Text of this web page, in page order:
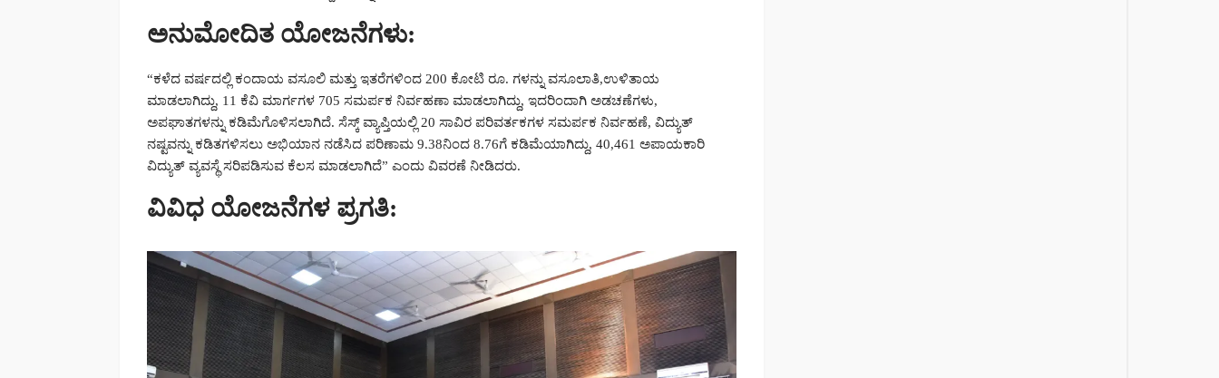
ಅನುಮೋದಿತ ಯೋಜನೆಗಳು:
“ಕಳೆದ ವರ್ಷದಲ್ಲಿ ಕಂದಾಯ ವಸೂಲಿ ಮತ್ತು ಇತರೆಗಳಿಂದ 200 ಕೋಟಿ ರೂ. ಗಳನ್ನು ವಸೂಲಾತಿ,ಉಳಿತಾಯ
ಮಾಡಲಾಗಿದ್ದು, 11 ಕೆವಿ ಮಾರ್ಗಗಳ 705 ಸಮರ್ಪಕ ನಿರ್ವಹಣಾ ಮಾಡಲಾಗಿದ್ದು, ಇದರಿಂದಾಗಿ ಅಡಚಣೆಗಳು,
ಅಪಘಾತಗಳನ್ನು ಕಡಿಮೆಗೊಳಿಸಲಾಗಿದೆ. ಸೆಸ್ಕ್ ವ್ಯಾಪ್ತಿಯಲ್ಲಿ 20 ಸಾವಿರ ಪರಿವರ್ತಕಗಳ ಸಮರ್ಪಕ ನಿರ್ವಹಣೆ, ವಿದ್ಯುತ್
ನಷ್ಟವನ್ನು ಕಡಿತಗಳಿಸಲು ಅಭಿಯಾನ ನಡೆಸಿದ ಪರಿಣಾಮ 9.38ನಿಂದ 8.76ಗೆ ಕಡಿಮೆಯಾಗಿದ್ದು, 40,461 ಅಪಾಯಕಾರಿ
ವಿದ್ಯುತ್ ವ್ಯವಸ್ಥೆ ಸರಿಪಡಿಸುವ ಕೆಲಸ ಮಾಡಲಾಗಿದೆ” ಎಂದು ವಿವರಣೆ ನೀಡಿದರು.
ವಿವಿಧ ಯೋಜನೆಗಳ ಪ್ರಗತಿ: